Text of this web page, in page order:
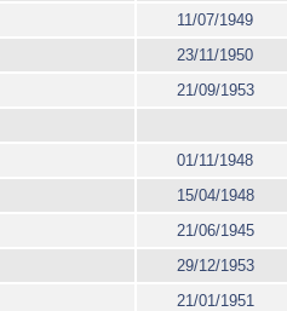
11/07/1949
23/11/1950
21/09/1953
01/11/1948
15/04/1948
21/06/1945
29/12/1953
21/01/1951